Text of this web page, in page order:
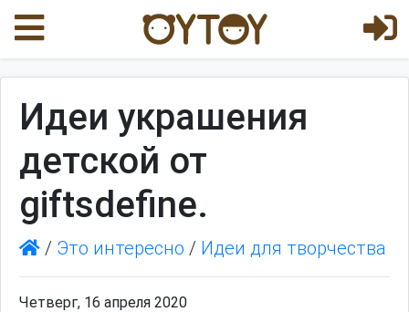
Идеи украшения
детской от
giftsdefine.
/ Это интересно / Идеи для творчества
Четверг, 16 апреля 2020